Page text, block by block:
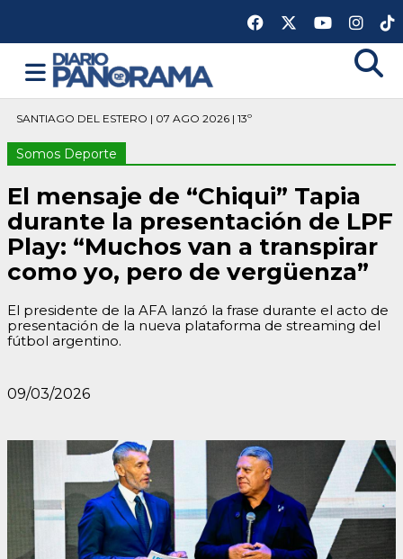
SANTIAGO DEL ESTERO | 07 AGO 2026 | 13º
Somos Deporte
El mensaje de “Chiqui” Tapia
durante la presentación de LPF
Play: “Muchos van a transpirar
como yo, pero de vergüenza”
El presidente de la AFA lanzó la frase durante el acto de
presentación de la nueva plataforma de streaming del
fútbol argentino.
09/03/2026